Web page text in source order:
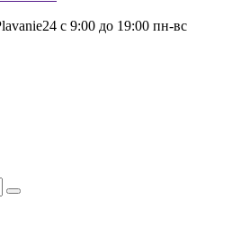
с 9:00 до 19:00 пн-вс